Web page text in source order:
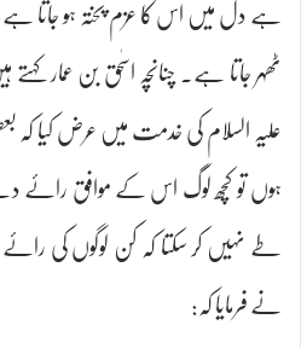
ہے دل میں اس کا عزم پختہ ہو جاتا
ٹھہر جاتا ہے۔ چنانچہ اسحٰق بن عمار
علیہ السلام کی خدمت میں عرض کیا کہ
ہوں تو کچھ لوگ اس کے موافق رائے
طے نہیں کر سکتا کہ کن لوگوں کی
نے فرمایا کہ: